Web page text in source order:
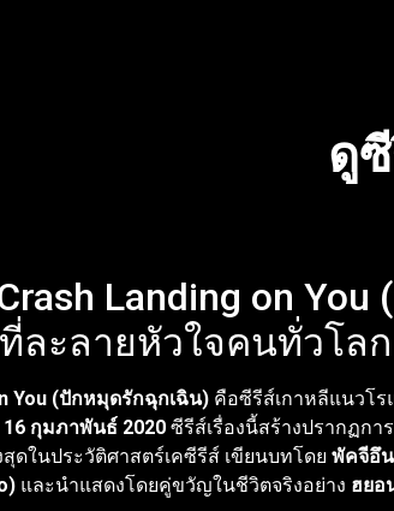
ดู
Landing on
ละลายหัวใจคนทั่วโลก
You (ปักหมุดรักฉุกเฉิน) คือซีรีส์เกาหลีแนวโ
กุมภาพันธ์ 2020 ซีรีส์เรื่องนี้สร้างปรากฏก
สุดในประวัติศาสตร์เคซีรีส์ เขียนบทโดย พัคจีอึ
และนำแสดงโดยคู่ขวัญในชีวิตจริงอย่าง ฮยอ